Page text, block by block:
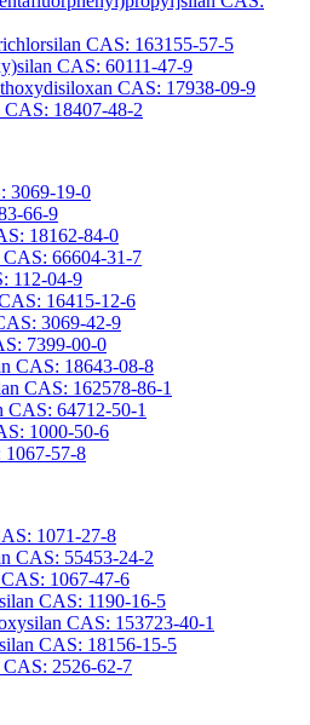
CAS: 163155-57-5
CAS: 60111-47-9
CAS: 17938-09-9
18407-48-2
3069-19-0
66-9
18162-84-0
66604-31-7
112-04-9
16415-12-6
3069-42-9
7399-00-0
CAS: 18643-08-8
CAS: 162578-86-1
64712-50-1
1000-50-6
57-8
1071-27-8
CAS: 55453-24-2
1067-47-6
CAS: 1190-16-5
CAS: 153723-40-1
CAS: 18156-15-5
2526-62-7